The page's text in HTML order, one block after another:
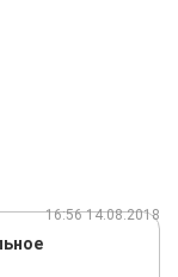
нет, но потом
не переехал,
16:56 14.08.2018